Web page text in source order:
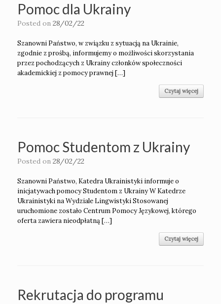
Pomoc dla Ukrainy
Posted on 28/02/22
Szanowni Państwo, w związku z sytuacją na Ukrainie,
zgodnie z prośbą, informujemy o możliwości skorzystania
przez pochodzących z Ukrainy członków społeczności
akademickiej z pomocy prawnej […]
Czytaj więcej
Pomoc Studentom z Ukrainy
Posted on 28/02/22
Szanowni Państwo, Katedra Ukrainistyki informuje o
inicjatywach pomocy Studentom z Ukrainy W Katedrze
Ukrainistyki na Wydziale Lingwistyki Stosowanej
uruchomione zostało Centrum Pomocy Językowej, którego
oferta zawiera nieodpłatną […]
Czytaj więcej
Rekrutacja do programu